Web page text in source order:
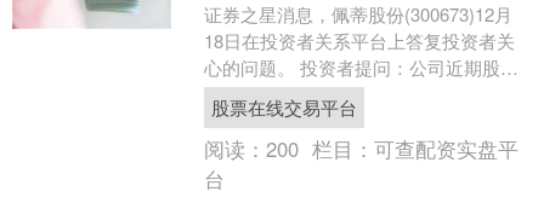
证券之星消息，佩蒂股份(300673)12月
18日在投资者关系平台上答复投资者关
心的问题。 投资者提问：公司近期股价
连续下跌，公司有没有趁此机会进行低
价回购？公....
股票在线交易平台
阅读：200 栏目：可查配资实盘平
台